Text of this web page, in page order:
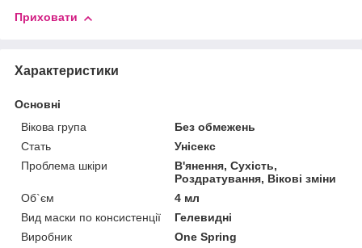
Приховати
Характеристики
Основні
Вікова група
Без обмежень
Стать
Унісекс
Проблема шкіри
В'янення, Сухість,
Роздратування, Вікові зміни
Об`єм
4 мл
Вид маски по консистенції
Гелевидні
Виробник
One Spring